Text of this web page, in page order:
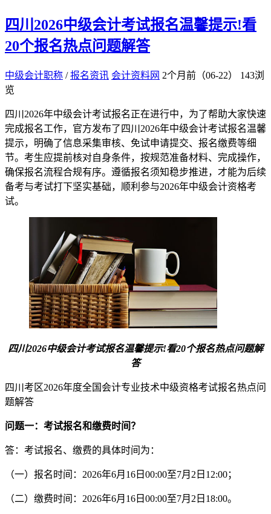
四川2026中级会计考试报名温馨提示!看
20个报名热点问题解答
中级会计职称 /报名资讯 会计资料网 2个月前（06-22）
143浏
览
四川2026年中级会计考试报名正在进行中，为了帮助大家快速
完成报名工作，官方发布了四川2026年中级会计考试报名温馨
提示，明确了信息采集审核、免试申请提交、报名缴费等细
节。考生应提前核对自身条件，按规范准备材料、完成操作，
确保报名流程合规有序。遵循报名须知稳步推进，才能为后续
备考与考试打下坚实基础，顺利参与2026年中级会计资格考
试。
四川2026中级会计考试报名温馨提示!看20个报名热点问题解
答
四川考区2026年度全国会计专业技术中级资格考试报名热点问
题解答
问题一：考试报名和缴费时间？
答：考试报名、缴费的具体时间为：
（一）报名时间：2026年6月16日00:00至7月2日12:00；
（二）缴费时间：2026年6月16日00:00至7月2日18:00。